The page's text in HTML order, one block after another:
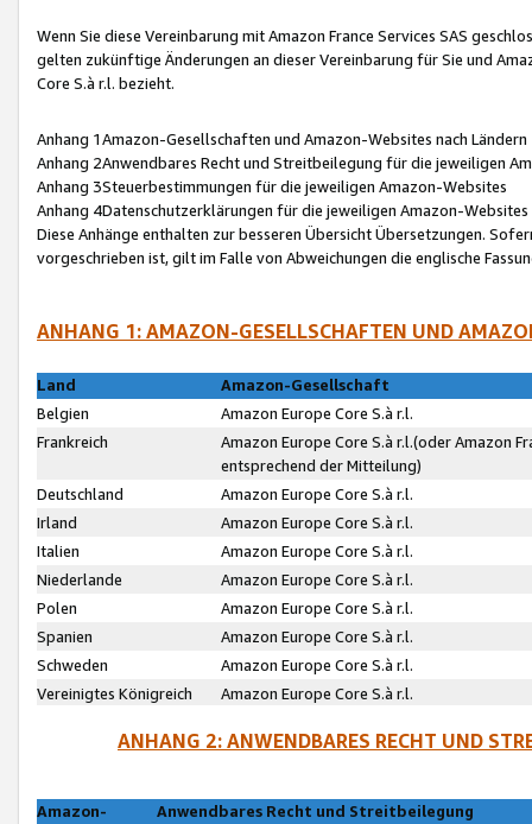
Wenn Sie diese Vereinbarung mit Amazon France Services SAS
gelten zukünftige Änderungen an dieser Vereinbarung für Sie und
Core S.à r.l. bezieht.
Anhang 1Amazon-Gesellschaften und Amazon-Websites nach Ländern
Anhang 2Anwendbares Recht und Streitbeilegung für die jeweiligen
Anhang 3Steuerbestimmungen für die jeweiligen Amazon-Websites
Anhang 4Datenschutzerklärungen für die jeweiligen Amazon-Websites
Diese Anhänge enthalten zur besseren Übersicht Übersetzungen.
vorgeschrieben ist, gilt im Falle von Abweichungen die englische
ANHANG 1: AMAZON-GESELLSCHAFTEN UND
Land
Amazon-Gesellschaft
Belgien
Amazon Europe Core S.à r.l.
Frankreich
Amazon Europe Core S.à r.l.(oder Amazon
entsprechend der Mitteilung)
Deutschland
Amazon Europe Core S.à r.l.
Irland
Amazon Europe Core S.à r.l.
Italien
Amazon Europe Core S.à r.l.
Niederlande
Amazon Europe Core S.à r.l.
Polen
Amazon Europe Core S.à r.l.
Spanien
Amazon Europe Core S.à r.l.
Schweden
Amazon Europe Core S.à r.l.
Vereinigtes Königreich
Amazon Europe Core S.à r.l.
ANHANG 2: ANWENDBARES RECHT UND
Amazon-
Anwendbares Recht und Streitbeilegung